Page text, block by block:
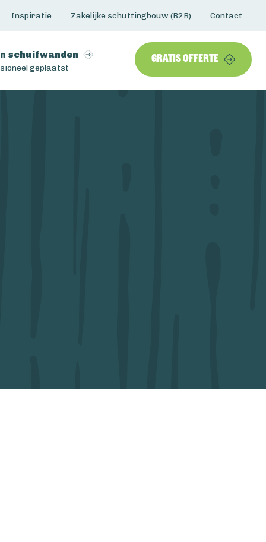
Inspiratie Zakelijke schuttingbouw (B2B) Contact
schuifwanden
geplaatst
Gratis offerte